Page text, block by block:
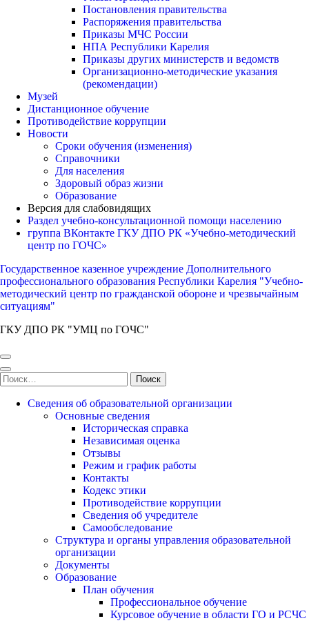
Постановления правительства
Распоряжения правительства
Приказы МЧС России
НПА Республики Карелия
Приказы других министерств и ведомств
Организационно-методические указания
(рекомендации)
Музей
Дистанционное обучение
Противодействие коррупции
Новости
Сроки обучения (изменения)
Справочники
Для населения
Здоровый образ жизни
Образование
Версия для слабовидящих
Раздел учебно-консультационной помощи населению
группа ВКонтакте ГКУ ДПО РК «Учебно-методический
центр по ГОЧС»
Государственное казенное учреждение Дополнительного
профессионального образования Республики Карелия "Учебно-
методический центр по гражданской обороне и чрезвычайным
ситуациям"
ГКУ ДПО РК "УМЦ по ГОЧС"
Найти:
Сведения об образовательной организации
Основные сведения
Историческая справка
Независимая оценка
Отзывы
Режим и график работы
Контакты
Кодекс этики
Противодействие коррупции
Сведения об учредителе
Самообследование
Структура и органы управления образовательной
организации
Документы
Образование
План обучения
Профессиональное обучение
Курсовое обучение в области ГО и РСЧС